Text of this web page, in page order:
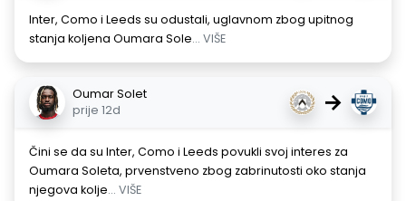
Inter, Como i Leeds su odustali, uglavnom zbog upitnog
stanja koljena Oumara Sole... VIŠE
Oumar Solet
prije 12d
→
Čini se da su Inter, Como i Leeds povukli svoj interes za
Oumara Soleta, prvenstveno zbog zabrinutosti oko stanja
njegova kolje... VIŠE